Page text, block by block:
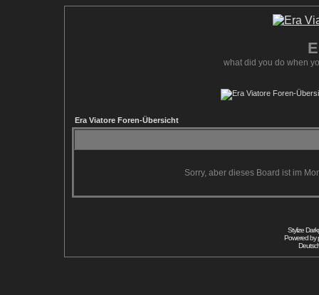
what did you do when
Era Viatore Foren-Übersicht
Sorry, aber dieses Board ist im
Stylize
Powered by